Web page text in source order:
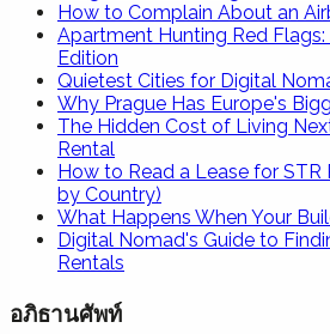
How to Complain About an
Apartment Hunting Red
Edition
Quietest Cities for Digital
Why Prague Has Europe's
The Hidden Cost of Living
Rental
How to Read a Lease for
by Country)
What Happens When Your
Digital Nomad's Guide to
Rentals
อภิธานศัพท์